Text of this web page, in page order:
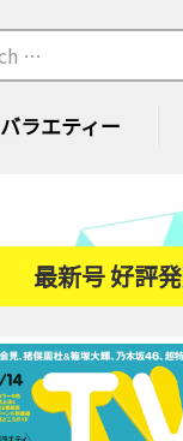
バラエティー
最新号 好評